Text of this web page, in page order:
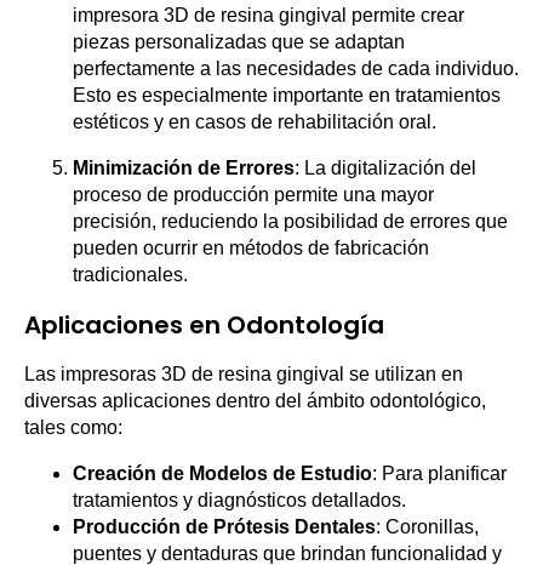
impresora 3D de resina gingival permite crear
piezas personalizadas que se adaptan
perfectamente a las necesidades de cada individuo.
Esto es especialmente importante en tratamientos
estéticos y en casos de rehabilitación oral.
Minimización de Errores: La digitalización del
proceso de producción permite una mayor
precisión, reduciendo la posibilidad de errores que
pueden ocurrir en métodos de fabricación
tradicionales.
Aplicaciones en Odontología
Las impresoras 3D de resina gingival se utilizan en
diversas aplicaciones dentro del ámbito odontológico,
tales como:
Creación de Modelos de Estudio: Para planificar
tratamientos y diagnósticos detallados.
Producción de Prótesis Dentales: Coronillas,
puentes y dentaduras que brindan funcionalidad y